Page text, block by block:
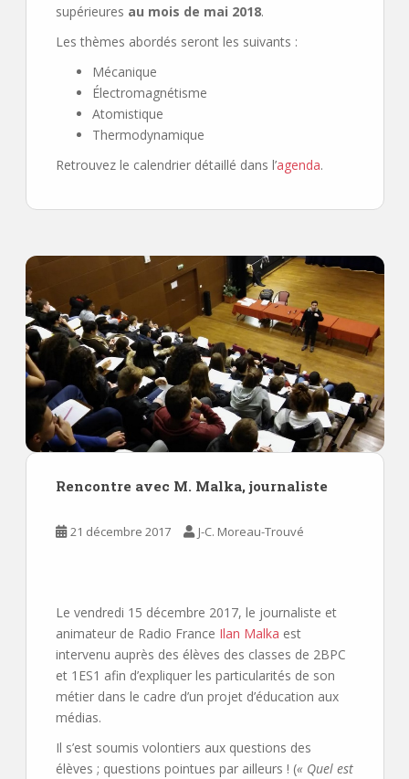
supérieures au mois de mai 2018.
Les thèmes abordés seront les suivants :
Mécanique
Électromagnétisme
Atomistique
Thermodynamique
Retrouvez le calendrier détaillé dans l’agenda.
Rencontre avec M. Malka, journaliste
21 décembre 2017 J-C. Moreau-Trouvé
Le vendredi 15 décembre 2017, le journaliste et
animateur de Radio France Ilan Malka est
intervenu auprès des élèves des classes de 2BPC
et 1ES1 afin d’expliquer les particularités de son
métier dans le cadre d’un projet d’éducation aux
médias.
Il s’est soumis volontiers aux questions des
élèves ; questions pointues par ailleurs ! (« Quel est